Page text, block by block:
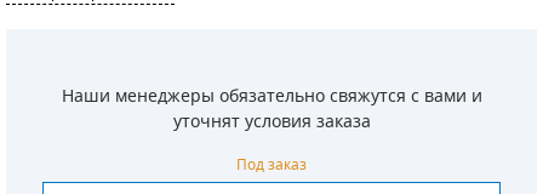
Наши менеджеры обязательно свяжутся с вами и
уточнят условия заказа
Под заказ
ДЛЯ АДСОРБЦИОННЫХ ОСУШИТЕЛЕЙ